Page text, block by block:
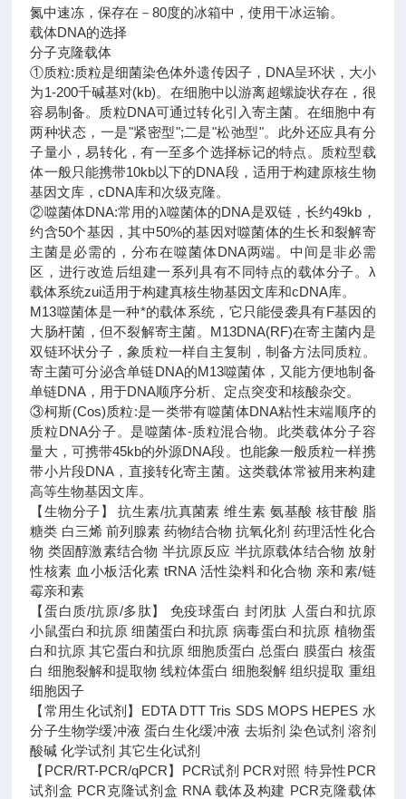
氮中速冻，保存在－80度的冰箱中，使用干冰运输。
载体DNA的选择
分子克隆载体
①质粒:质粒是细菌染色体外遗传因子，DNA呈环状，大小
为1-200千碱基对(kb)。在细胞中以游离超螺旋状存在，很
容易制备。质粒DNA可通过转化引入寄主菌。在细胞中有
两种状态，一是"紧密型";二是"松弛型"。此外还应具有分
子量小，易转化，有一至多个选择标记的特点。质粒型载
体一般只能携带10kb以下的DNA段，适用于构建原核生物
基因文库，cDNA库和次级克隆。
②噬菌体DNA:常用的λ噬菌体的DNA是双链，长约49kb，
约含50个基因，其中50%的基因对噬菌体的生长和裂解寄
主菌是必需的，分布在噬菌体DNA两端。中间是非必需
区，进行改造后组建一系列具有不同特点的载体分子。λ
载体系统zui适用于构建真核生物基因文库和cDNA库。
M13噬菌体是一种*的载体系统，它只能侵袭具有F基因的
大肠杆菌，但不裂解寄主菌。M13DNA(RF)在寄主菌内是
双链环状分子，象质粒一样自主复制，制备方法同质粒。
寄主菌可分泌含单链DNA的M13噬菌体，又能方便地制备
单链DNA，用于DNA顺序分析、定点突变和核酸杂交。
③柯斯(Cos)质粒:是一类带有噬菌体DNA粘性末端顺序的
质粒DNA分子。是噬菌体-质粒混合物。此类载体分子容
量大，可携带45kb的外源DNA段。也能象一般质粒一样携
带小片段DNA，直接转化寄主菌。这类载体常被用来构建
高等生物基因文库。
【生物分子】 抗生素/抗真菌素 维生素 氨基酸 核苷酸 脂
糖类 白三烯 前列腺素 药物结合物 抗氧化剂 药理活性化合
物 类固醇激素结合物 半抗原反应 半抗原载体结合物 放射
性核素 血小板活化素 tRNA 活性染料和化合物 亲和素/链
霉亲和素
【蛋白质/抗原/多肽】 免疫球蛋白 封闭肽 人蛋白和抗原
小鼠蛋白和抗原 细菌蛋白和抗原 病毒蛋白和抗原 植物蛋
白和抗原 其它蛋白和抗原 细胞质蛋白 总蛋白 膜蛋白 核蛋
白 细胞裂解和提取物 线粒体蛋白 细胞裂解 组织提取 重组
细胞因子
【常用生化试剂】EDTA DTT Tris SDS MOPS HEPES 水
分子生物学缓冲液 蛋白生化缓冲液 去垢剂 染色试剂 溶剂
酸碱 化学试剂 其它生化试剂
【PCR/RT-PCR/qPCR】PCR试剂 PCR对照 特异性PCR
试剂盒 PCR克隆试剂盒 RNA 载体及构建 PCR克隆载体